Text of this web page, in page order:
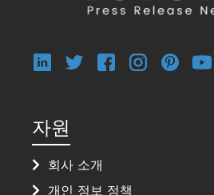
자원
회사 소개
개인 정보 정책